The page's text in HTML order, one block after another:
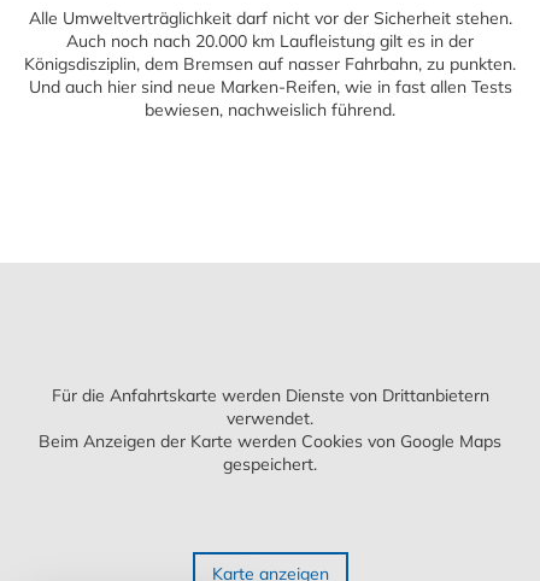
Alle Umweltverträglichkeit darf nicht vor der Sicherheit stehen.
Auch noch nach 20.000 km Laufleistung gilt es in der
Königsdisziplin, dem Bremsen auf nasser Fahrbahn, zu punkten.
Und auch hier sind neue Marken-Reifen, wie in fast allen Tests
bewiesen, nachweislich führend.
Für die Anfahrtskarte werden Dienste von Drittanbietern
verwendet.
Beim Anzeigen der Karte werden Cookies von Google Maps
gespeichert.
Karte anzeigen